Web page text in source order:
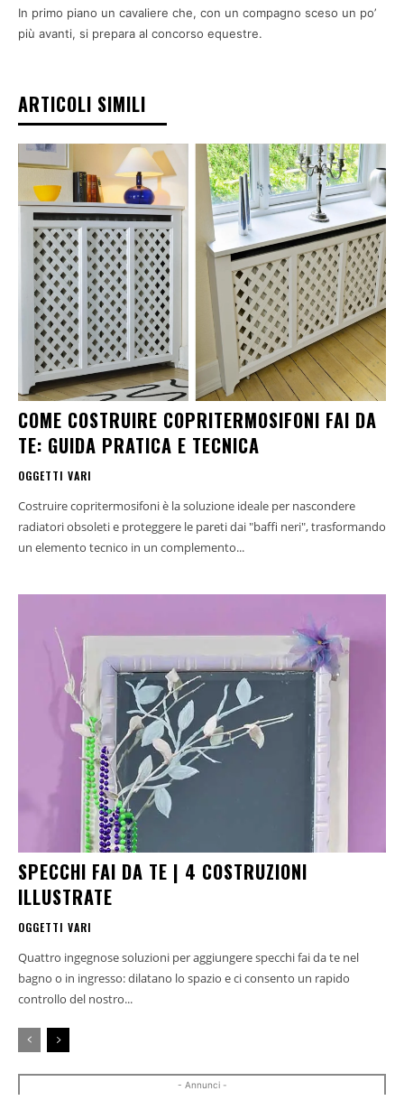
In primo piano un cavaliere che, con un compagno sceso un po’
più avanti, si prepara al concorso equestre.
ARTICOLI SIMILI
COME COSTRUIRE COPRITERMOSIFONI FAI DA
TE: GUIDA PRATICA E TECNICA
OGGETTI VARI
Costruire copritermosifoni è la soluzione ideale per nascondere
radiatori obsoleti e proteggere le pareti dai "baffi neri", trasformando
un elemento tecnico in un complemento...
SPECCHI FAI DA TE | 4 COSTRUZIONI
ILLUSTRATE
OGGETTI VARI
Quattro ingegnose soluzioni per aggiungere specchi fai da te nel
bagno o in ingresso: dilatano lo spazio e ci consento un rapido
controllo del nostro...
- Annunci -